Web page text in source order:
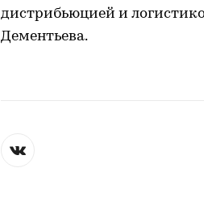
дистрибьюцией и
Дементьева.